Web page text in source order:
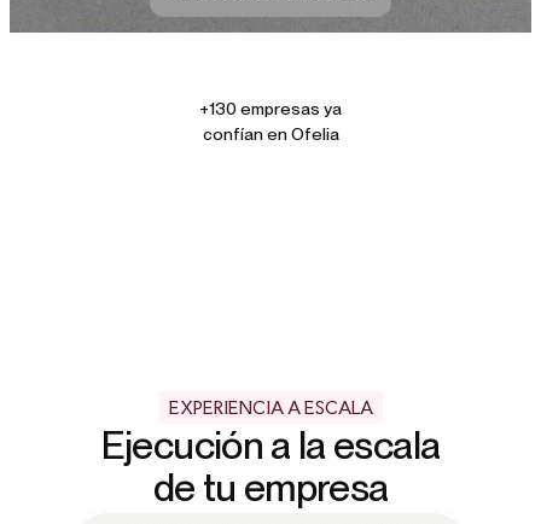
+130 empresas ya
confían en Ofelia
EXPERIENCIA A ESCALA
Ejecución a la escala
de tu empresa